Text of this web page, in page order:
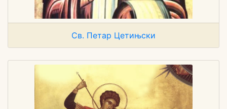
Св. Петар Цетињски